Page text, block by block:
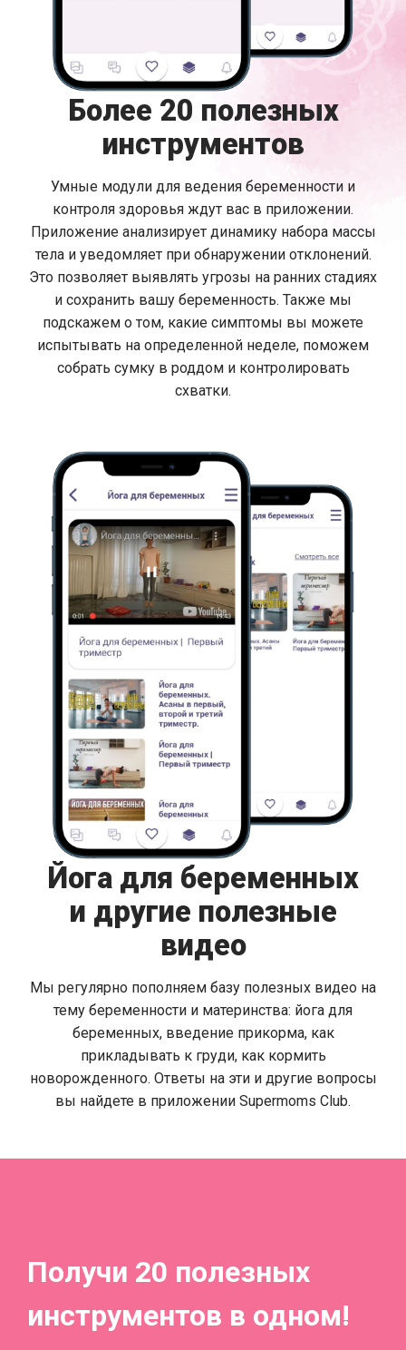
Более 20 полезных
инструментов
Умные модули для ведения беременности и
контроля здоровья ждут вас в приложении.
Приложение анализирует динамику набора массы
тела и уведомляет при обнаружении отклонений.
Это позволяет выявлять угрозы на ранних стадиях
и сохранить вашу беременность. Также мы
подскажем о том, какие симптомы вы можете
испытывать на определенной неделе, поможем
собрать сумку в роддом и контролировать
схватки.
Йога для беременных
и другие полезные
видео
Мы регулярно пополняем базу полезных видео на
тему беременности и материнства: йога для
беременных, введение прикорма, как
прикладывать к груди, как кормить
новорожденного. Ответы на эти и другие вопросы
вы найдете в приложении Supermoms Club.
Получи 20 полезных
инструментов в одном!